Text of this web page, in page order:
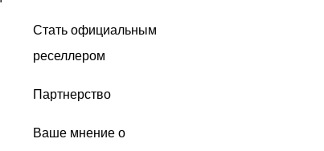
Стать официальным
реселлером
Партнерство
Ваше мнение о